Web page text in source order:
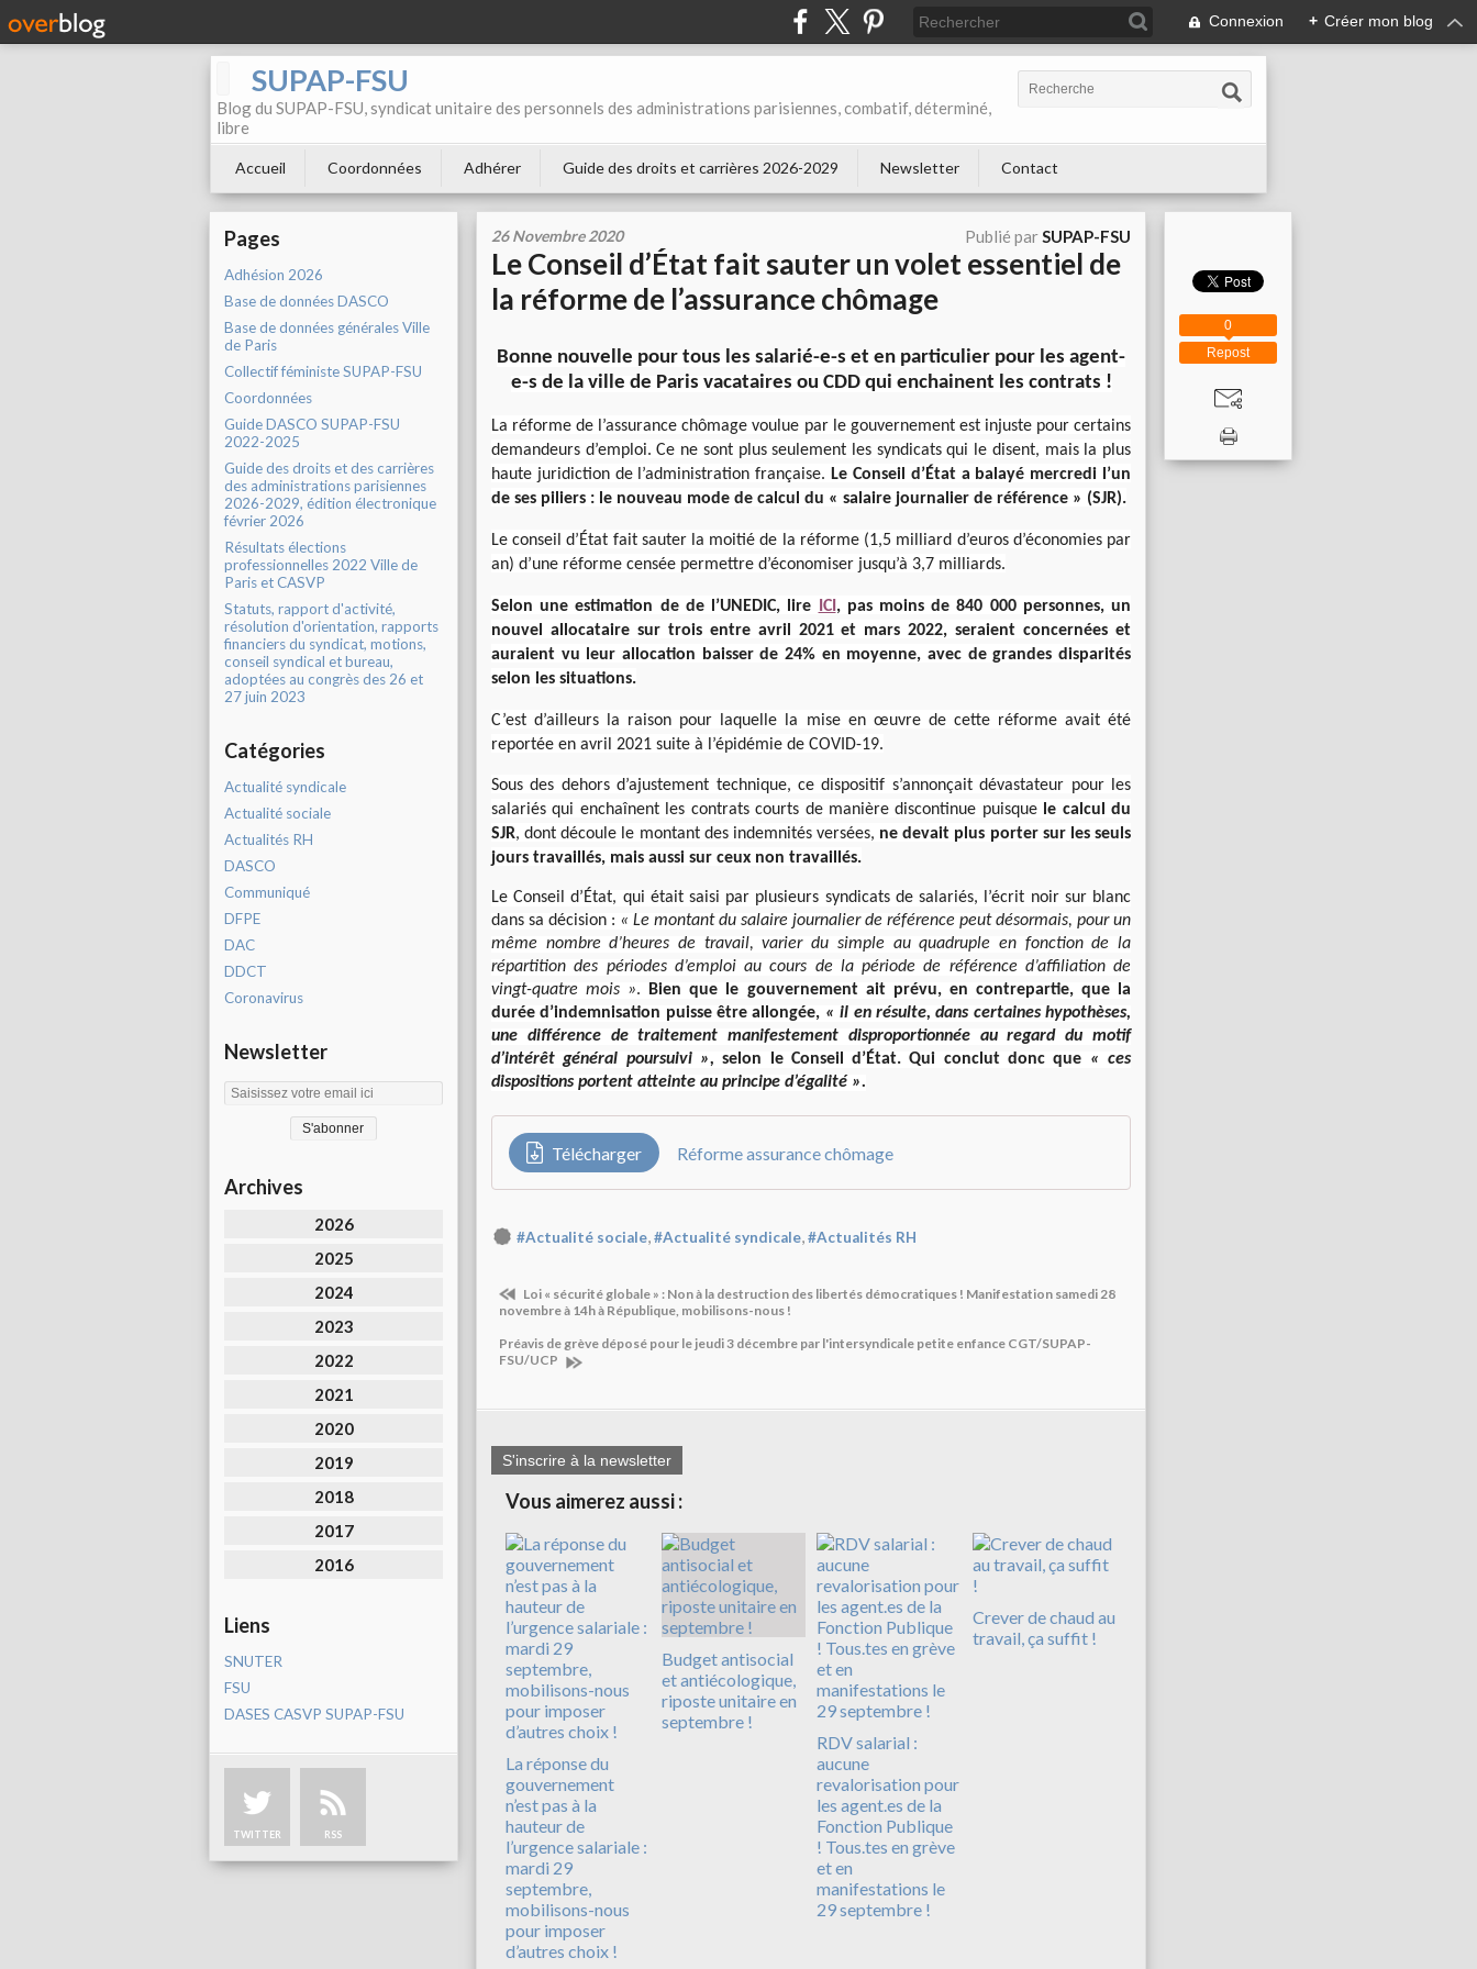
Connexion + Créer mon blog
SUPAP-FSU
Blog du SUPAP-FSU, syndicat unitaire des personnels des administrations parisiennes, combatif, déterminé,
libre
Accueil Coordonnées Adhérer Guide des droits et carrières 2026-2029 Newsletter Contact
Pages
Adhésion 2026
Base de données DASCO
Base de données générales Ville
de Paris
Collectif féministe SUPAP-FSU
Coordonnées
Guide DASCO SUPAP-FSU
2022-2025
Guide des droits et des carrières
des administrations parisiennes
2026-2029, édition électronique
février 2026
Résultats élections
professionnelles 2022 Ville de
Paris et CASVP
Statuts, rapport d'activité,
résolution d'orientation, rapports
financiers du syndicat, motions,
conseil syndical et bureau,
adoptées au congrès des 26 et
27 juin 2023
Catégories
Actualité syndicale
Actualité sociale
Actualités RH
DASCO
Communiqué
DFPE
DAC
DDCT
Coronavirus
Newsletter
Archives
2026
2025
2024
2023
2022
2021
2020
2019
2018
2017
2016
Liens
SNUTER
FSU
DASES CASVP SUPAP-FSU
TWITTER RSS
26 Novembre 2020 Publié parSUPAP-FSU
Le Conseil d’État fait sauter un volet essentiel de
la réforme de l’assurance chômage
Bonne nouvelle pour tous les salarié-e-s et en particulier pour les agent-
e-s de la ville de Paris vacataires ou CDD qui enchainent les contrats !
La réforme de l’assurance chômage voulue par le gouvernement est injuste pour certains
demandeurs d’emploi. Ce ne sont plus seulement les syndicats qui le disent, mais la plus
haute juridiction de l’administration française. Le Conseil d’État a balayé mercredi l’un
de ses piliers : le nouveau mode de calcul du « salaire journalier de référence » (SJR).
Le conseil d’État fait sauter la moitié de la réforme (1,5 milliard d’euros d’économies par
an) d’une réforme censée permettre d’économiser jusqu’à 3,7 milliards.
Selon une estimation de de l’UNEDIC, lire ICI , pas moins de 840 000 personnes, un
nouvel allocataire sur trois entre avril 2021 et mars 2022, seraient concernées et
auraient vu leur allocation baisser de 24% en moyenne, avec de grandes disparités
selon les situations.
C’est d’ailleurs la raison pour laquelle la mise en œuvre de cette réforme avait été
reportée en avril 2021 suite à l’épidémie de COVID-19.
Sous des dehors d’ajustement technique, ce dispositif s’annonçait dévastateur pour les
salariés qui enchaînent les contrats courts de manière discontinue puisque le calcul du
SJR, dont découle le montant des indemnités versées, ne devait plus porter sur les seuls
jours travaillés, mais aussi sur ceux non travaillés.
Le Conseil d’État, qui était saisi par plusieurs syndicats de salariés, l’écrit noir sur blanc
dans sa décision : « Le montant du salaire journalier de référence peut désormais, pour un
même nombre d’heures de travail, varier du simple au quadruple en fonction de la
répartition des périodes d’emploi au cours de la période de référence d’affiliation de
vingt-quatre mois ».
Bien que le gouvernement ait prévu, en contrepartie, que la
durée d’indemnisation puisse être allongée, « il en résulte, dans certaines hypothèses,
une différence de traitement manifestement disproportionnée au regard du motif
d’intérêt général poursuivi », selon le Conseil d’État. Qui conclut donc que « ces
dispositions portent atteinte au principe d’égalité ».
Télécharger Réforme assurance chômage
#Actualité sociale,#Actualité syndicale,#Actualités RH
Loi « sécurité globale » : Non à la destruction des libertés démocratiques ! Manifestation samedi 28
novembre à 14h à République, mobilisons-nous !
Préavis de grève déposé pour le jeudi 3 décembre par l'intersyndicale petite enfance CGT/SUPAP-
FSU/UCP
S'inscrire à la newsletter
Vous aimerez aussi :
La réponse du
gouvernement
n’est pas à la
hauteur de
l’urgence salariale :
mardi 29
septembre,
mobilisons-nous
pour imposer
d’autres choix !
Budget antisocial
et antiécologique,
riposte unitaire en
septembre !
RDV salarial :
aucune
revalorisation pour
les agent.es de la
Fonction Publique
! Tous.tes en grève
et en
manifestations le
29 septembre !
Crever de chaud au
travail, ça suffit !
Repost
0